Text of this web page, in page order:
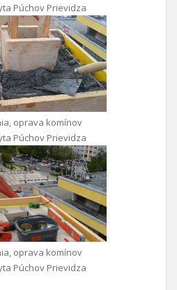
Púchov Prievidza
oprava komínov
Púchov Prievidza
oprava komínov
Púchov Prievidza